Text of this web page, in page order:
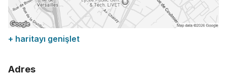
+ haritayı genişlet
Adres